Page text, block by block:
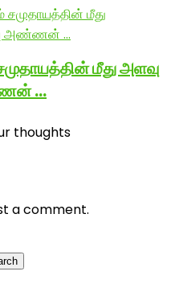
மீது அளவு
…
thoughts
a comment.